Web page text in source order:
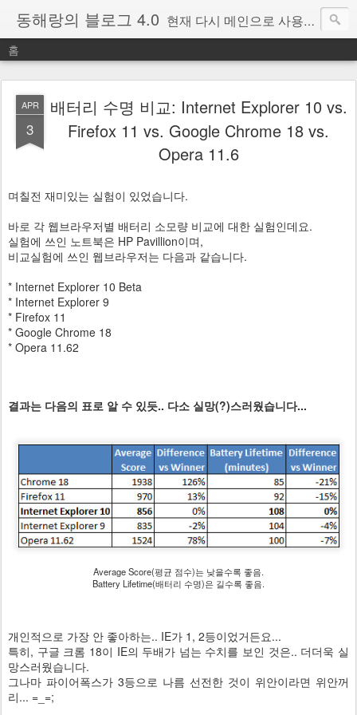
동해랑의 블로그 4.0 현재 다시 메인으로 사용중인 블로그.
홈
APR
3
배터리 수명 비교: Internet Explorer 10 vs.
Firefox 11 vs. Google Chrome 18 vs.
Opera 11.6
며칠전 재미있는 실험이 있었습니다.
바로 각 웹브라우저별 배터리 소모량 비교에 대한 실험인데요.
실험에 쓰인 노트북은 HP Pavillion이며,
비교실험에 쓰인 웹브라우저는 다음과 같습니다.
* Internet Explorer 10 Beta
* Internet Explorer 9
* Firefox 11
* Google Chrome 18
* Opera 11.62
결과는 다음의 표로 알 수 있듯.. 다소 실망(?)스러웠습니다...
Average Score(평균 점수)는 낮을수록 좋음.
Battery Lifetime(배터리 수명)은 길수록 좋음.
개인적으로 가장 안 좋아하는.. IE가 1, 2등이었거든요...
특히, 구글 크롬 18이 IE의 두배가 넘는 수치를 보인 것은.. 더더욱 실
망스러웠습니다.
그나마 파이어폭스가 3등으로 나름 선전한 것이 위안이라면 위안꺼
리... =_=;